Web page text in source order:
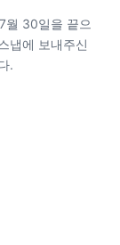
월 30일을 끝으
냅에 보내주신
.